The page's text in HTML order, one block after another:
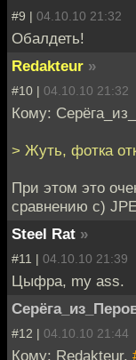
#9 | 04.10.10 21:32
Обалдеть!
Redakteur »
#10 | 04.10.10 21:32
Кому:
> Жуть, фотка
При этом это
сравнению с)
Steel Rat »
#11 | 04.10.10 21:39
Цыфра, my ass.
#12 | 04.10.10 21:44
Кому: Redakteur,